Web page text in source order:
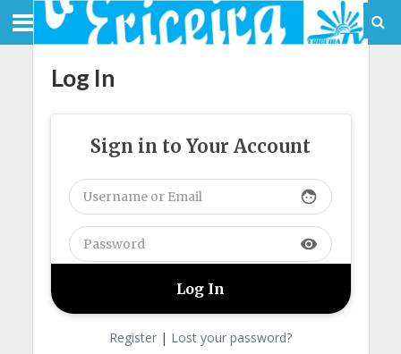
Log In
Sign in to Your Account
face
visibility
Register | Lost your password?